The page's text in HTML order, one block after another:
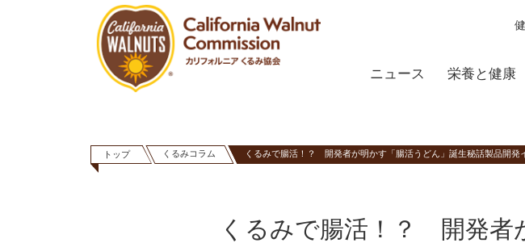
ニュース 栄養と健康
トップ くるみコラム くるみで腸活！？ 開発者が明かす「腸活うどん」誕生秘話製品開発
くるみで腸活！？ 開発者